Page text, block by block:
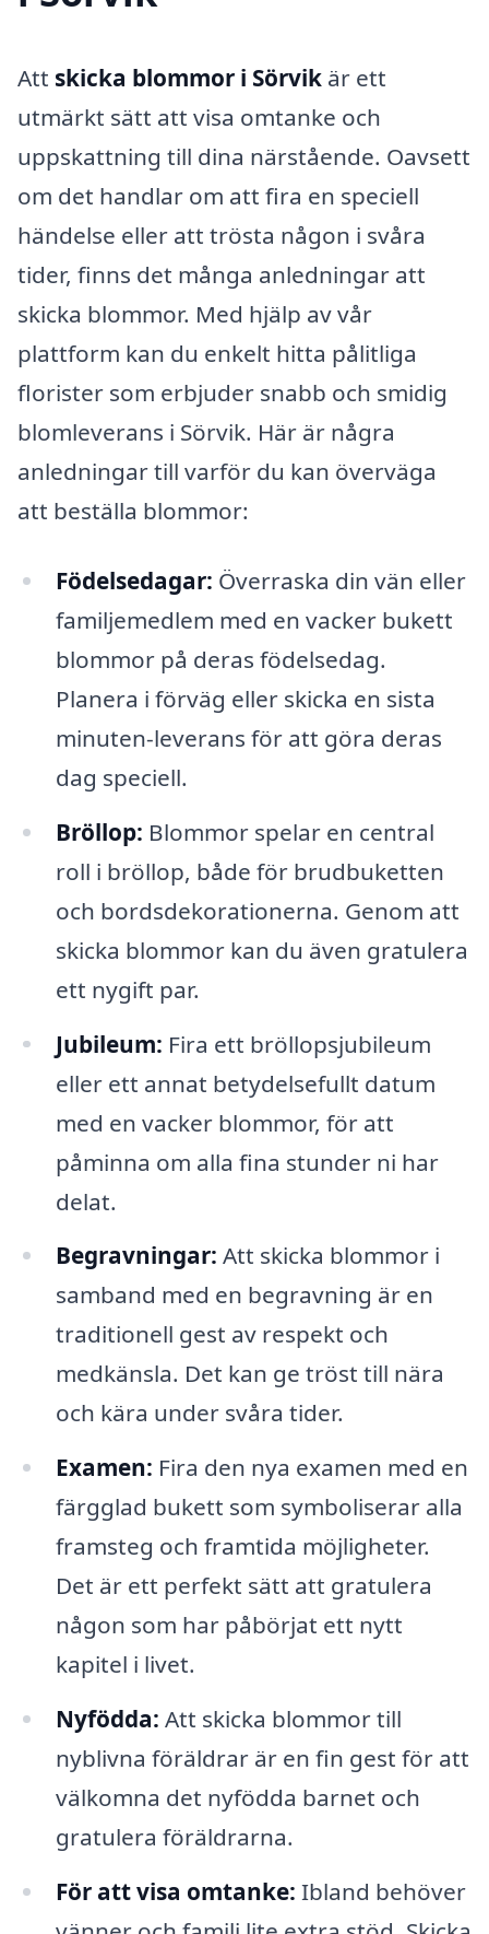
Att skicka blommor i Sörvik är ett
utmärkt sätt att visa omtanke och
uppskattning till dina närstående. Oavsett
om det handlar om att fira en speciell
händelse eller att trösta någon i svåra
tider, finns det många anledningar att
skicka blommor. Med hjälp av vår
plattform kan du enkelt hitta pålitliga
florister som erbjuder snabb och smidig
blomleverans i Sörvik. Här är några
anledningar till varför du kan överväga
att beställa blommor:
Födelsedagar: Överraska din vän eller
familjemedlem med en vacker bukett
blommor på deras födelsedag.
Planera i förväg eller skicka en sista
minuten-leverans för att göra deras
dag speciell.
Bröllop: Blommor spelar en central
roll i bröllop, både för brudbuketten
och bordsdekorationerna. Genom att
skicka blommor kan du även gratulera
ett nygift par.
Jubileum: Fira ett bröllopsjubileum
eller ett annat betydelsefullt datum
med en vacker blommor, för att
påminna om alla fina stunder ni har
delat.
Begravningar: Att skicka blommor i
samband med en begravning är en
traditionell gest av respekt och
medkänsla. Det kan ge tröst till nära
och kära under svåra tider.
Examen: Fira den nya examen med en
färgglad bukett som symboliserar alla
framsteg och framtida möjligheter.
Det är ett perfekt sätt att gratulera
någon som har påbörjat ett nytt
kapitel i livet.
Nyfödda: Att skicka blommor till
nyblivna föräldrar är en fin gest för att
välkomna det nyfödda barnet och
gratulera föräldrarna.
För att visa omtanke: Ibland behöver